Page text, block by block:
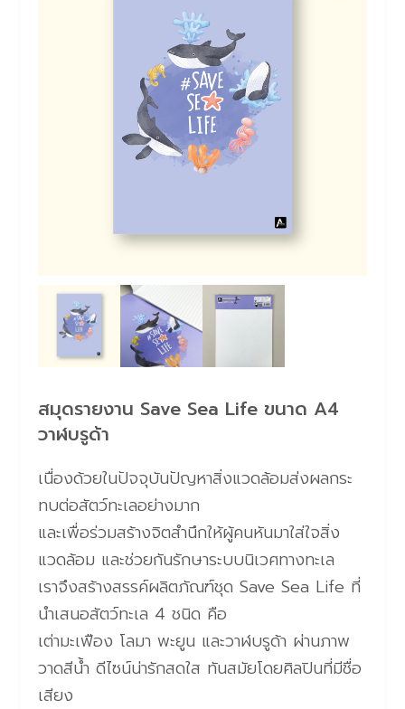
สมุดรายงาน Save Sea Life ขนาด A4
วาฬบรูด้า
เนื่องด้วยในปัจจุบันปัญหาสิ่งแวดล้อมส่งผลกระ
ทบต่อสัตว์ทะเลอย่างมาก
และเพื่อร่วมสร้างจิตสำนึกให้ผู้คนหันมาใส่ใจสิ่ง
แวดล้อม และช่วยกันรักษาระบบนิเวศทางทะเล
เราจึงสร้างสรรค์ผลิตภัณฑ์ชุด Save Sea Life ที่
นำเสนอสัตว์ทะเล 4 ชนิด คือ
เต่ามะเฟือง โลมา พะยูน และวาฬบรูด้า ผ่านภาพ
วาดสีน้ำ ดีไซน์น่ารักสดใส ทันสมัยโดยศิลปินที่มีชื่อ
เสียง